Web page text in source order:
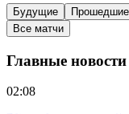
Будущие
Прошедшие
Все матчи
Главные новости
02:08